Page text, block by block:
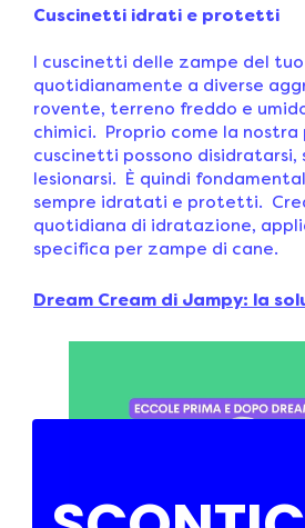
Cuscinetti idrati e protetti
I cuscinetti delle zampe del
quotidianamente a diverse
rovente, terreno freddo e
chimici. Proprio come la nostra
cuscinetti possono disidratarsi,
lesionarsi. È quindi
sempre idratati e protetti.
quotidiana di idratazione,
specifica per zampe di cane.
Dream Cream di Jampy: la